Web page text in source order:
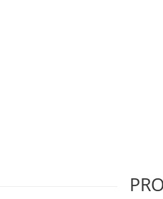
si 108 cm (marimea 52).